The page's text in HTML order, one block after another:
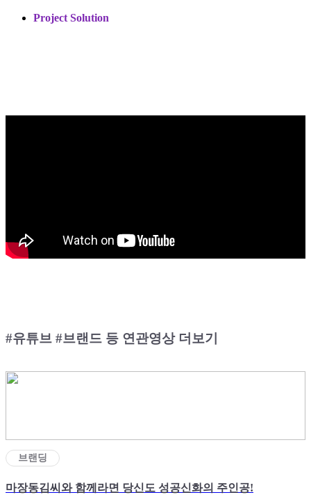
Project Solution
#유튜브 #브랜드 등 연관영상 더보기
브랜딩
마장동김씨와 함께라면 당신도 성공신화의 주인공!